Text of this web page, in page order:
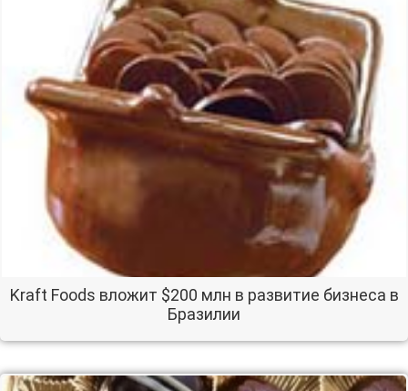
Kraft Foods вложит $200 млн в развитие бизнеса в
Бразилии